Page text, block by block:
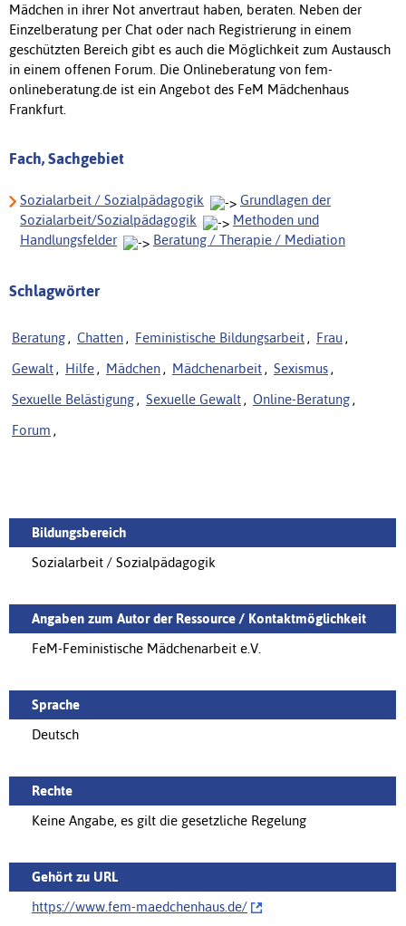
Mädchen in ihrer Not anvertraut haben, beraten. Neben der
Einzelberatung per Chat oder nach Registrierung in einem
geschützten Bereich gibt es auch die Möglichkeit zum Austausch
in einem offenen Forum. Die Onlineberatung von fem-
onlineberatung.de ist ein Angebot des FeM Mädchenhaus
Frankfurt.
Fach, Sachgebiet
Sozialarbeit / Sozialpädagogik
Grundlagen der
Sozialarbeit/Sozialpädagogik
Methoden und
Handlungsfelder
Beratung / Therapie / Mediation
Schlagwörter
Beratung , Chatten , Feministische Bildungsarbeit , Frau ,
Gewalt , Hilfe , Mädchen , Mädchenarbeit , Sexismus ,
Sexuelle Belästigung , Sexuelle Gewalt , Online-Beratung ,
Forum ,
Bildungsbereich
Sozialarbeit / Sozialpädagogik
Angaben zum Autor der Ressource / Kontaktmöglichkeit
FeM-Feministische Mädchenarbeit e.V.
Sprache
Deutsch
Rechte
Keine Angabe, es gilt die gesetzliche Regelung
Gehört zu URL
https://www.fem-maedchenhaus.de/‌